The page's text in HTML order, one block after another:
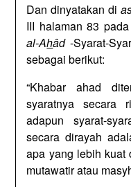
Dan dinyatakan di
III halaman 83
al-Ahâd-Syarat-
sebagai berikut:
“Khabar ahad
syaratnya
adapun syarat-
secara dirayah
apa yang lebih kuat
mutawatir atau